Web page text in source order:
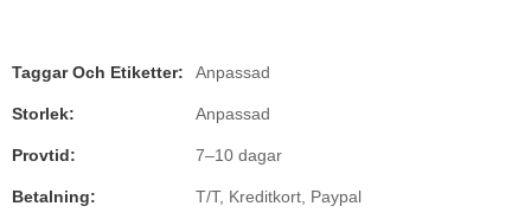
Taggar Och Etiketter: Anpassad
Storlek: Anpassad
Provtid: 7–10 dagar
Betalning: T/T, Kreditkort, Paypal